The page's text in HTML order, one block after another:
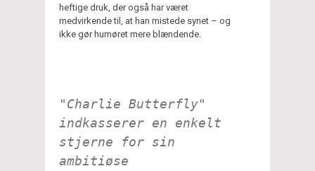
heftige druk, der også har været
medvirkende til, at han mistede synet – og
ikke gør humøret mere blændende.
"Charlie Butterfly"
indkasserer en enkelt
stjerne for sin
ambitiøse